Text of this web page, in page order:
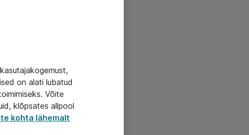
on alati lubatud
Võite
klõpsates allpool
kohta lähemalt